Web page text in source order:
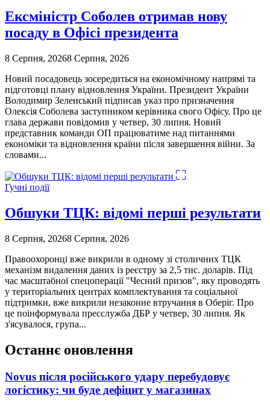
Ексміністр Соболев отримав нову
посаду в Офісі президента
8 Серпня, 20268 Серпня, 2026
Новий посадовець зосередиться на економічному напрямі та
підготовці плану відновлення України. Президент України
Володимир Зеленський підписав указ про призначення
Олексія Соболева заступником керівника свого Офісу. Про це
глава держави повідомив у четвер, 30 липня. Новий
представник команди ОП працюватиме над питаннями
економіки та відновлення країни після завершення війни. За
словами...
Гучні події
Обшуки ТЦК: відомі перші результати
8 Серпня, 20268 Серпня, 2026
Правоохоронці вже викрили в одному зі столичних ТЦК
механізм видалення даних із реєстру за 2,5 тис. доларів. Під
час масштабної спецоперації "Чесний призов", яку проводять
у територіальних центрах комплектування та соціальної
підтримки, вже викрили незаконне втручання в Оберіг. Про
це поінформувала пресслужба ДБР у четвер, 30 липня. Як
з'ясувалося, група...
Останнє оновлення
Novus після російського удару перебудовує
логістику: чи буде дефіцит у магазинах